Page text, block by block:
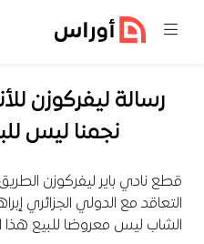
رسالة ليفركوزن
نجمنا ليس
قطع نادي باير ليفركوزن
التعاقد مع الدولي الجزائري
الشاب ليس معروضا للبيع هذا